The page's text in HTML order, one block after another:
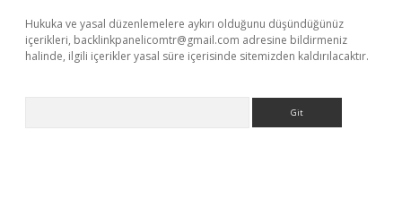
Hukuka ve yasal düzenlemelere aykırı olduğunu düşündüğünüz
içerikleri, backlinkpanelicomtr@gmail.com adresine bildirmeniz
halinde, ilgili içerikler yasal süre içerisinde sitemizden kaldırılacaktır.